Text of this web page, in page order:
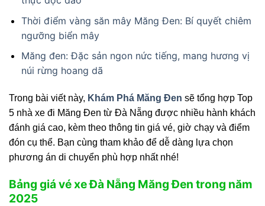
Thời điểm vàng săn mây Măng Đen: Bí quyết chiêm
ngưỡng biển mây
Măng đen: Đặc sản ngon nức tiếng, mang hương vị
núi rừng hoang dã
Trong bài viết này, Khám Phá Măng Đen sẽ tổng hợp Top
5 nhà xe đi Măng Đen từ Đà Nẵng được nhiều hành khách
đánh giá cao, kèm theo thông tin giá vé, giờ chạy và điểm
đón cụ thể. Bạn cùng tham khảo để dễ dàng lựa chọn
phương án di chuyển phù hợp nhất nhé!
Bảng giá vé xe Đà Nẵng Măng Đen trong năm
2025